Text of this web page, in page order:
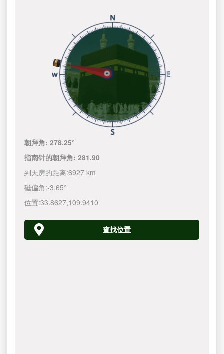
朝拜角:278.25°
指南针的朝拜角:281.90
到天房的距离:6927 km
磁偏角:-3.65°
位置:33.8627,109.9410
查找位置